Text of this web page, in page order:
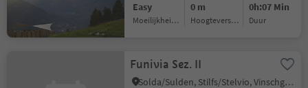
Easy
Moeilijkheidsgraad
0 m
Hoogteverschil
0h:07 Min
Duur
Funivia Sez. II
Solda/Sulden, Stilfs/Stelvio, Vinschgau/Val Venosta